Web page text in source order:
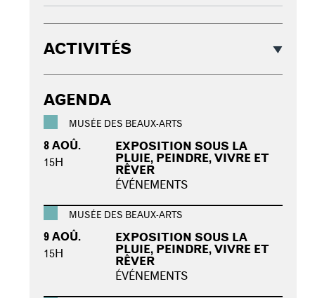
ACTIVITÉS
AGENDA
MUSÉE DES BEAUX-ARTS
8 AOÛ.
15H
EXPOSITION SOUS LA
PLUIE, PEINDRE, VIVRE ET
RÊVER
ÉVÉNEMENTS
MUSÉE DES BEAUX-ARTS
9 AOÛ.
15H
EXPOSITION SOUS LA
PLUIE, PEINDRE, VIVRE ET
RÊVER
ÉVÉNEMENTS